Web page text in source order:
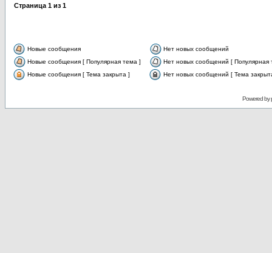
Страница 1 из 1
Новые сообщения
Нет новых сообщений
Новые сообщения [ Популярная тема ]
Нет новых сообщений [ Популярная
Новые сообщения [ Тема закрыта ]
Нет новых сообщений [ Тема
Powered by